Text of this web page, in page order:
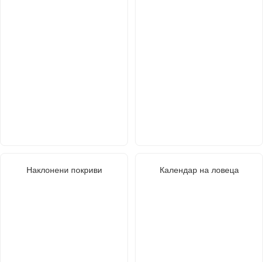
Наклонени покриви Календар на ловеца